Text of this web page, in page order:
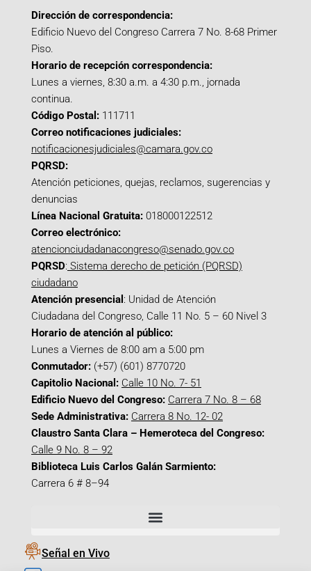
Dirección de correspondencia:
Edificio Nuevo del Congreso Carrera 7 No. 8-68 Primer
Piso.
Horario de recepción correspondencia:
Lunes a viernes, 8:30 a.m. a 4:30 p.m., jornada
continua.
Código Postal: 111711
Correo notificaciones judiciales:
notificacionesjudiciales@camara.gov.co
PQRSD:
Atención peticiones, quejas, reclamos, sugerencias y
denuncias
Línea Nacional Gratuita: 018000122512
Correo electrónico:
atencionciudadanacongreso@senado.gov.co
PQRSD: Sistema derecho de petición (PQRSD)
ciudadano
Atención presencial : Unidad de Atención
Ciudadana del Congreso, Calle 11 No. 5 – 60 Nivel 3
Horario de atención al público:
Lunes a Viernes de 8:00 am a 5:00 pm
Conmutador: (+57) (601) 8770720
Capitolio Nacional: Calle 10 No. 7- 51
Edificio Nuevo del Congreso: Carrera 7 No. 8 – 68
Sede Administrativa: Carrera 8 No. 12- 02
Claustro Santa Clara – Hemeroteca del Congreso:
Calle 9 No. 8 – 92
Biblioteca Luis Carlos Galán Sarmiento:
Carrera 6 # 8–94
Señal en Vivo